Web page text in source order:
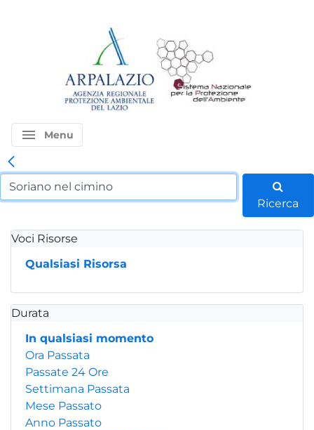
menu Menu
Ricerca
Voci Risorse
Qualsiasi Risorsa
Durata
In qualsiasi momento
Ora Passata
Passate 24 Ore
Settimana Passata
Mese Passato
Anno Passato